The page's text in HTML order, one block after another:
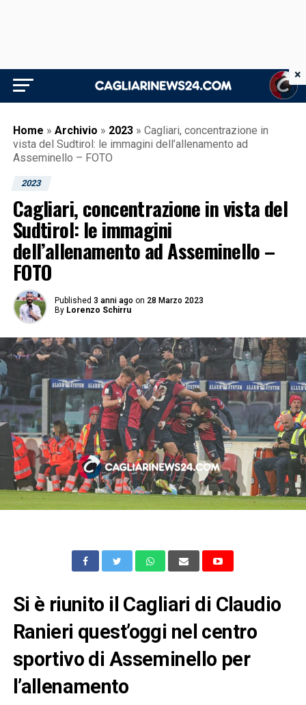
Home » Archivio » 2023 » Cagliari, concentrazione in
vista del Sudtirol: le immagini dell’allenamento ad
Asseminello – FOTO
2023
Cagliari, concentrazione in vista del
Sudtirol: le immagini
dell’allenamento ad Asseminello –
FOTO
Published 3 anni ago on 28 Marzo 2023
By Lorenzo Schirru
Si è riunito il Cagliari di Claudio
Ranieri quest’oggi nel centro
sportivo di Asseminello per
l’allenamento
×